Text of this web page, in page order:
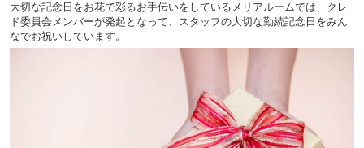
大切な記念日をお花で彩るお手伝いをしているメリアルームでは、クレ
ド委員会メンバーが発起となって、スタッフの大切な勤続記念日をみん
なでお祝いしています。